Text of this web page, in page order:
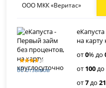
ООО МКК «Веритас»
80 отзывов
на карту
от0% до
от 100до
от7до21